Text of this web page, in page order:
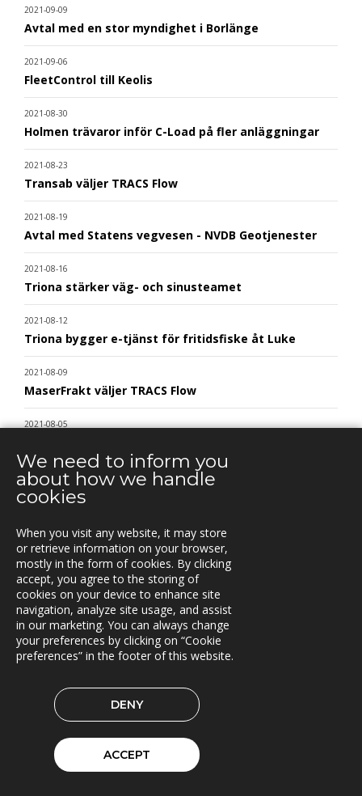
2021-09-09
Avtal med en stor myndighet i Borlänge
2021-09-06
FleetControl till Keolis
2021-08-30
Holmen trävaror inför C-Load på fler anläggningar
2021-08-23
Transab väljer TRACS Flow
2021-08-19
Avtal med Statens vegvesen - NVDB Geotjenester
2021-08-16
Triona stärker väg- och sinusteamet
2021-08-12
Triona bygger e-tjänst för fritidsfiske åt Luke
2021-08-09
MaserFrakt väljer TRACS Flow
2021-08-05
2021-08-02
E.ON Sverige valde Once by Pinja till sin
2021-06-07
Fraktkedjan AB har driftsatt TRACS Flow
2021-05-18
Beläggningssystem till Statens vegvesen
2021-04-12
2021-04-06
C-Load - utökat stöd för hållbara transporter
2021-03-29
TRACS Flow i drift hos Söderhamns LBC
We need to inform you
about how we handle
cookies
When you visit any website, it may store
or retrieve information on your browser,
mostly in the form of cookies. By clicking
accept, you agree to the storing of
cookies on your device to enhance site
navigation, analyze site usage, and assist
in our marketing. You can always change
your preferences by clicking on “Cookie
preferences” in the footer of this website.
DENY
ACCEPT